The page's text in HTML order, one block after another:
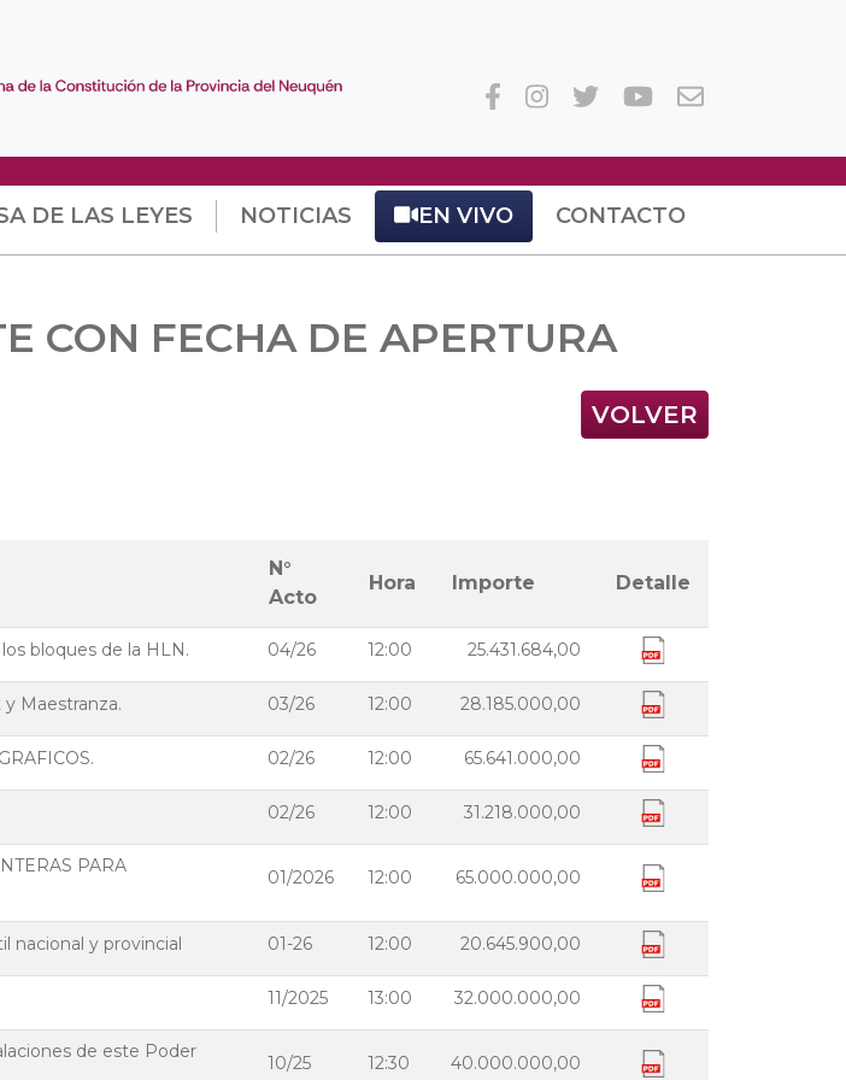
DE LAS LEYES NOTICIAS EN VIVO CONTACTO
CON FECHA DE APERTURA
N°
Acto
Hora Importe Detalle
bloques de la HLN. 04/26 12:00 25.431.684,00
Maestranza. 03/26 12:00 28.185.000,00
02/26 12:00 65.641.000,00
02/26 12:00 31.218.000,00
PARA
01/2026 12:00 65.000.000,00
nacional y provincial 01-26 12:00 20.645.900,00
11/2025 13:00 32.000.000,00
de este Poder
10/25 12:30 40.000.000,00